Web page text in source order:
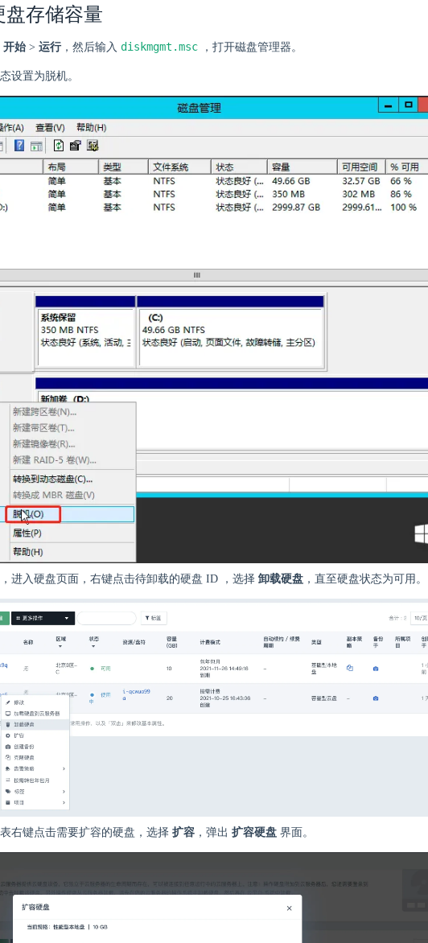
盘存储容量
开始 > 运行，然后输入 diskmgmt.msc ，打开磁盘管理器。
设置为脱机。
进入硬盘页面，右键点击待卸载的硬盘 ID ，选择 卸载硬盘 ，直至硬盘状态为可用。
右键点击需要扩容的硬盘，选择 扩容 ，弹出 扩容硬盘 界面。